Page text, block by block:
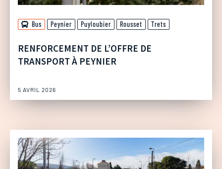
Bus Peynier Puyloubier Rousset Trets
RENFORCEMENT DE L’OFFRE DE
TRANSPORT À PEYNIER
5 AVRIL 2026